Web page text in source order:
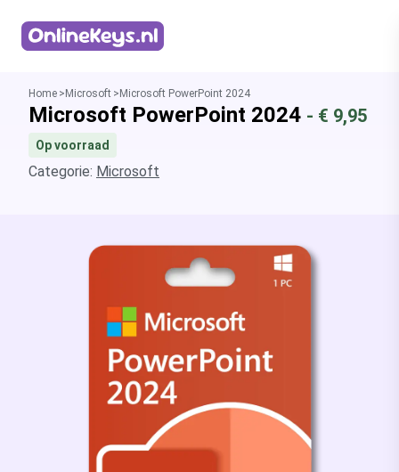
Home Microsoft Microsoft PowerPoint 2024
Microsoft PowerPoint 2024 - € 9,95
Op voorraad
Categorie: Microsoft